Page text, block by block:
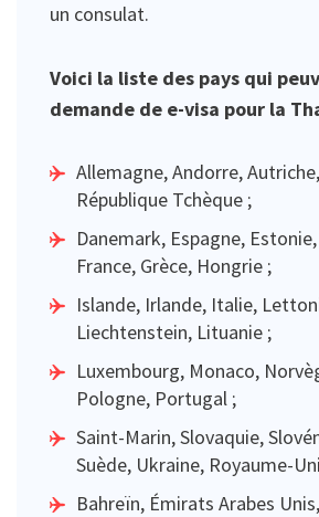
un consulat.
Voici la liste des pays qui
demande de e-visa pour la
Allemagne, Andorre,
République Tchèque ;
Danemark, Espagne,
France, Grèce, Hongrie ;
Islande, Irlande, Italie,
Liechtenstein, Lituanie ;
Luxembourg, Monaco,
Pologne, Portugal ;
Saint-Marin, Slovaquie,
Suède, Ukraine, Royaume-
Bahreïn, Émirats Arabes